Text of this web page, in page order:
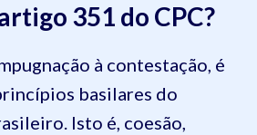
351 do CPC?
à contestação, é
basilares do
Isto é, coesão,